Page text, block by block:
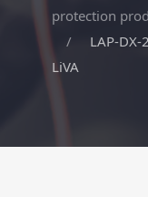
protection
LAP-DX-
LiVA